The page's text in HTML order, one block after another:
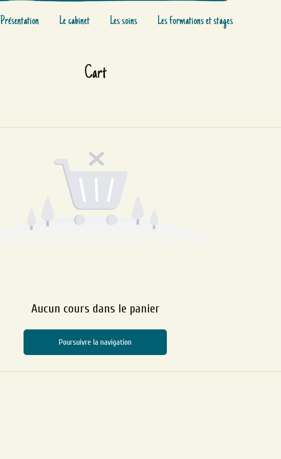
Présentation Le cabinet Les soins Les formations et stages
Cart
Aucun cours dans le panier
Poursuivre la navigation